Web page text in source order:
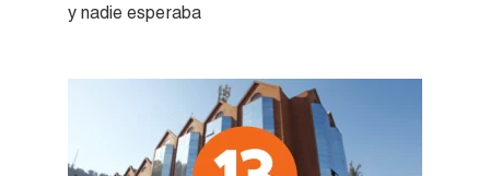
y nadie esperaba